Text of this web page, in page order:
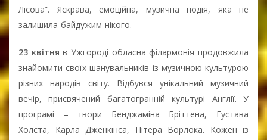
Лісова”. Яскрава, емоційна, музична подія, яка не
залишила байдужим нікого.
23 квітняв Ужгороді обласна філармонія продовжила
знайомити своїх шанувальників із музичною культурою
різних народів світу. Відбувся унікальний музичний
вечір, присвячений багатогранній культурі Англії. У
програмі – твори Бенджаміна Бріттена, Густава
Холста, Карла Дженкінса, Пітера Ворлока. Кожен із